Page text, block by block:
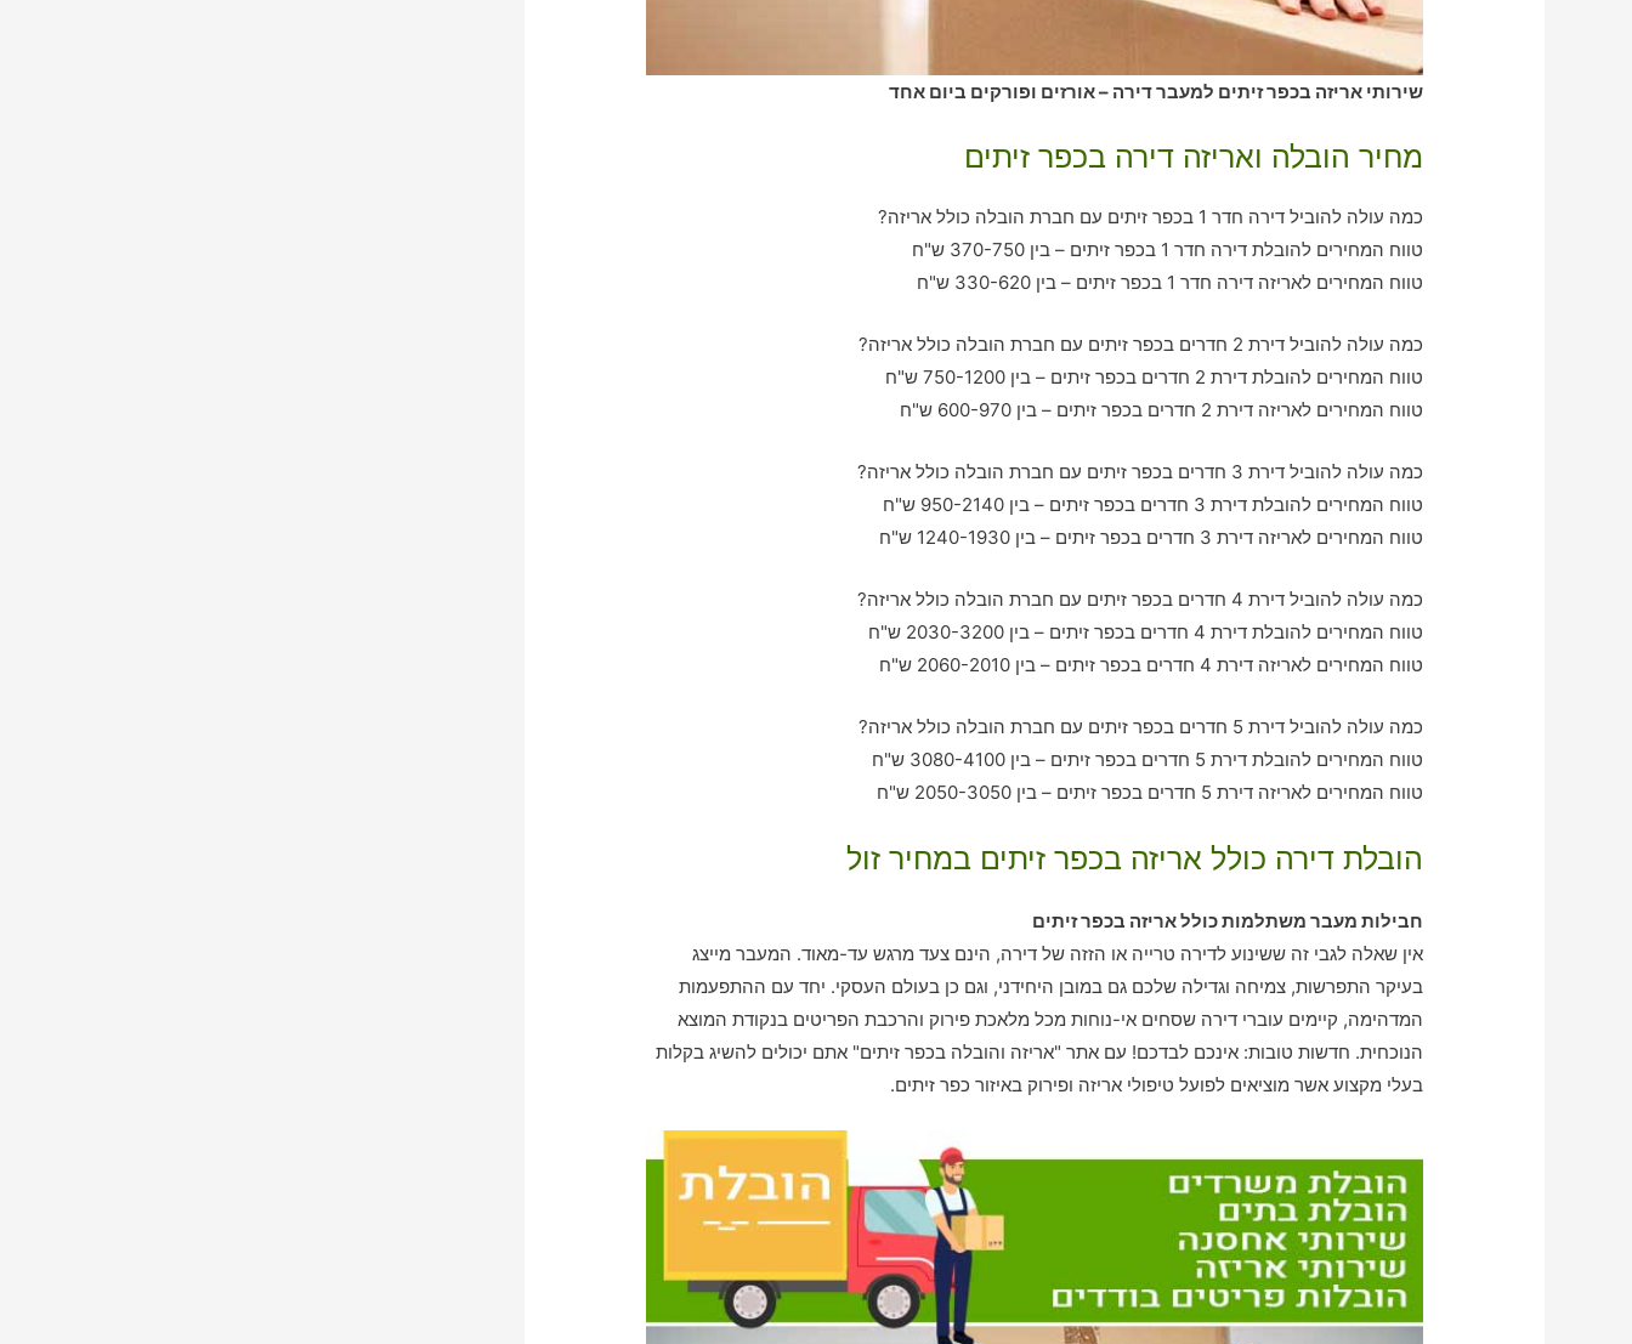
שירותי אריזה בכפר זיתים למעבר דירה – אורזים ופורקים ביום אחד
מחיר הובלה ואריזה דירה בכפר זיתים
כמה עולה להוביל דירה חדר 1 בכפר זיתים עם חברת הובלה כולל אריזה?
טווח המחירים להובלת דירה חדר 1 בכפר זיתים – בין 370-750 ש"ח
טווח המחירים לאריזה דירה חדר 1 בכפר זיתים – בין 330-620 ש"ח
כמה עולה להוביל דירת 2 חדרים בכפר זיתים עם חברת הובלה כולל אריזה?
טווח המחירים להובלת דירת 2 חדרים בכפר זיתים – בין 750-1200 ש"ח
טווח המחירים לאריזה דירת 2 חדרים בכפר זיתים – בין 600-970 ש"ח
כמה עולה להוביל דירת 3 חדרים בכפר זיתים עם חברת הובלה כולל אריזה?
טווח המחירים להובלת דירת 3 חדרים בכפר זיתים – בין 950-2140 ש"ח
טווח המחירים לאריזה דירת 3 חדרים בכפר זיתים – בין 1240-1930 ש"ח
כמה עולה להוביל דירת 4 חדרים בכפר זיתים עם חברת הובלה כולל אריזה?
טווח המחירים להובלת דירת 4 חדרים בכפר זיתים – בין 2030-3200 ש"ח
טווח המחירים לאריזה דירת 4 חדרים בכפר זיתים – בין 2060-2010 ש"ח
כמה עולה להוביל דירת 5 חדרים בכפר זיתים עם חברת הובלה כולל אריזה?
טווח המחירים להובלת דירת 5 חדרים בכפר זיתים – בין 3080-4100 ש"ח
טווח המחירים לאריזה דירת 5 חדרים בכפר זיתים – בין 2050-3050 ש"ח
הובלת דירה כולל אריזה בכפר זיתים במחיר זול
חבילות מעבר משתלמות כולל אריזה בכפר זיתים
אין שאלה לגבי זה ששינוע לדירה טרייה או הזזה של דירה, הינם צעד מרגש עד-מאוד. המעבר מייצג
בעיקר התפרשות, צמיחה וגדילה שלכם גם במובן היחידני, וגם כן בעולם העסקי. יחד עם ההתפעמות
המדהימה, קיימים עוברי דירה שסחים אי-נוחות מכל מלאכת פירוק והרכבת הפריטים בנקודת המוצא
הנוכחית. חדשות טובות: אינכם לבדכם! עם אתר "אריזה והובלה בכפר זיתים" אתם יכולים להשיג בקלות
בעלי מקצוע אשר מוציאים לפועל טיפולי אריזה ופירוק באיזור כפר זיתים.